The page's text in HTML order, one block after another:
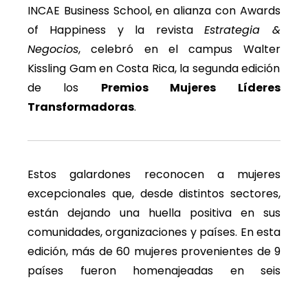
INCAE Business School, en alianza con Awards
of Happiness y la revistaEstrategia &
Negocios, celebró en el campus Walter
Kissling Gam en Costa Rica, la segunda edición
de los Premios Mujeres Líderes
Transformadoras.
Estos galardones reconocen a mujeres
excepcionales que, desde distintos sectores,
están dejando una huella positiva en sus
comunidades, organizaciones y países. En esta
edición, más de 60 mujeres provenientes de 9
países fueron homenajeadas en seis